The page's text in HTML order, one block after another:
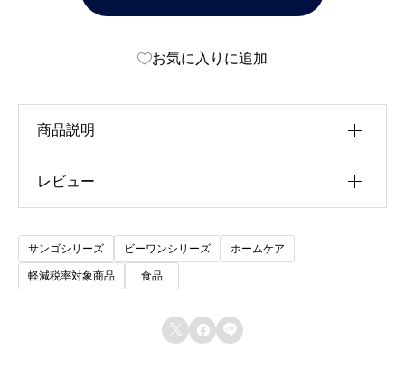
お気に入りに追加
商品説明
発酵穀物・水溶性珪素含有食品
レビュー
以前にこの商品を購入したことのあるログイン済
みのユーザーのみレビューを残すことができま
す。
サンゴシリーズ ビーワンシリーズ ホームケア
軽減税率対象商品 食品
  